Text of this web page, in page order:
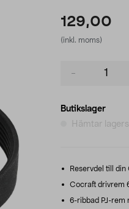
129,00
(inkl. moms)
Butikslager
Hämtar
Reservdel till din
Cocraft drivrem
6-ribbad PJ-rem